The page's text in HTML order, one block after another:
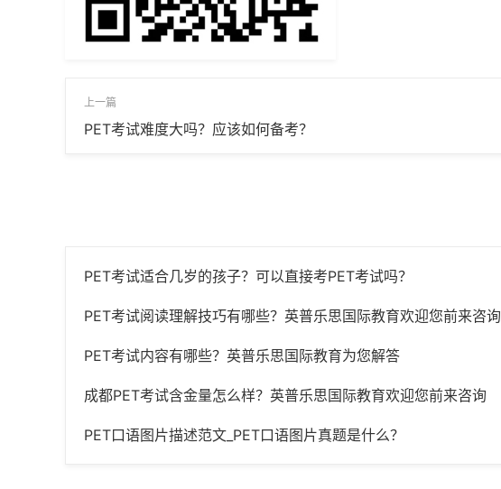
上一篇
PET考试难度大吗？应该如何备考？
PET考试适合几岁的孩子？可以直接考PET考试吗？
PET考试阅读理解技巧有哪些？英普乐思国际教育欢迎您前来咨询
PET考试内容有哪些？英普乐思国际教育为您解答
成都PET考试含金量怎么样？英普乐思国际教育欢迎您前来咨询
PET口语图片描述范文_PET口语图片真题是什么？